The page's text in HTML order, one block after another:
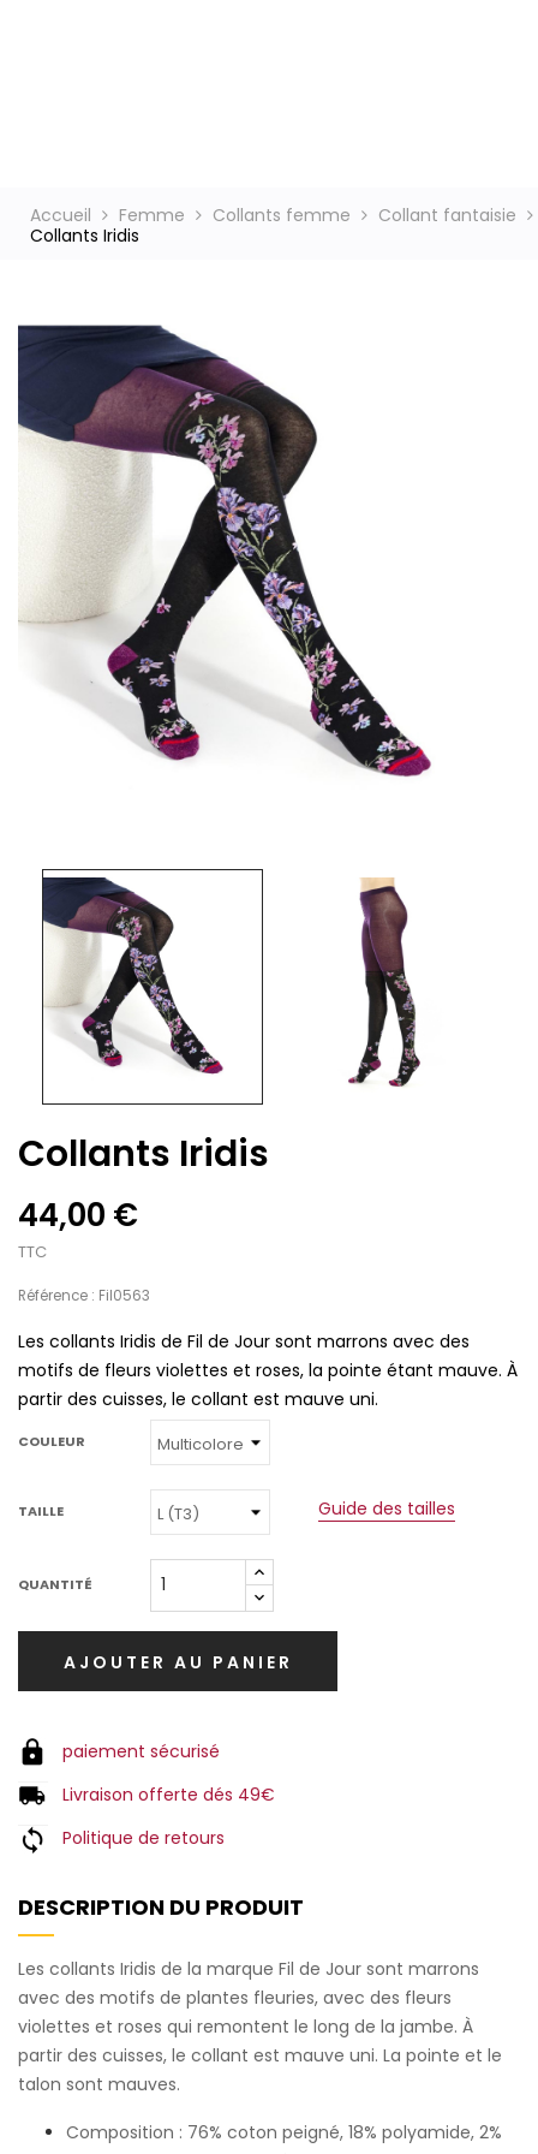
Accueil Femme Collants femme
Collant fantaisie
Collants Iridis
Collants Iridis
44,00 €
TTC
Référence : Fil0563
Les collants Iridis de Fil de Jour sont marrons avec des
motifs de fleurs violettes et roses, la pointe étant mauve. À
partir des cuisses, le collant est mauve uni.
COULEUR
TAILLE Guide des tailles
QUANTITÉ
AJOUTER AU PANIER
paiement sécurisé
Livraison offerte dés 49€
Politique de retours
DESCRIPTION DU PRODUIT
Les collants Iridis de la marque Fil de Jour sont marrons
avec des motifs de plantes fleuries, avec des fleurs
violettes et roses qui remontent le long de la jambe. À
partir des cuisses, le collant est mauve uni. La pointe et le
talon sont mauves.
Composition : 76% coton peigné, 18% polyamide, 2%